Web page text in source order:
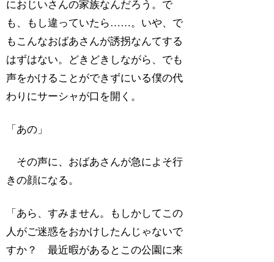
におじいさんの家族なんだろう。で
も、もし違っていたら……。いや、で
もこんなおばあさんが誘拐なんてする
はずはない。どきどきしながら、でも
声をかけることができずにいる僕の代
わりにサーシャが口を開く。
「あの」
その声に、おばあさんが急によそ行
きの顔になる。
「あら、すみません。もしかしてこの
人がご迷惑をおかけしたんじゃないで
すか？ 最近暇があるとこの公園に来